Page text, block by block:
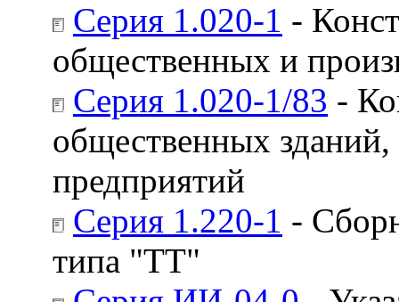
Серия 1.020-1 -
общественных и
Серия 1.020-1/83 -
общественных
предприятий
Серия 1.220-1 -
типа "ТТ"